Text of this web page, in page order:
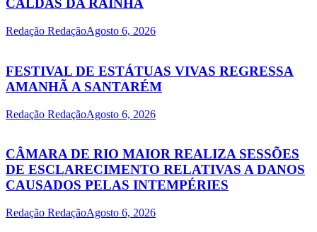
CALDAS DA RAINHA
Redação RedaçãoAgosto 6, 2026
FESTIVAL DE ESTÁTUAS VIVAS REGRESSA
AMANHÃ A SANTARÉM
Redação RedaçãoAgosto 6, 2026
CÂMARA DE RIO MAIOR REALIZA SESSÕES
DE ESCLARECIMENTO RELATIVAS A DANOS
CAUSADOS PELAS INTEMPÉRIES
Redação RedaçãoAgosto 6, 2026